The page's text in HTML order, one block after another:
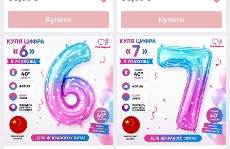
Купити Купити